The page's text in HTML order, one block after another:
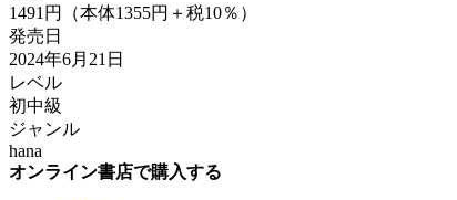
1491円（本体1355円＋税10％）
発売日
2024年6月21日
レベル
初中級
ジャンル
hana
オンライン書店で購入する